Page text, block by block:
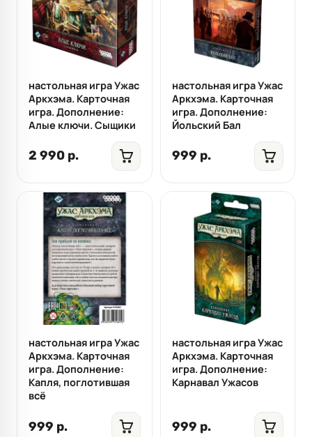
настольная игра Ужас
Аркхэма. Карточная
игра. Дополнение:
Алые ключи. Сыщики
2 990 р.
настольная игра Ужас
Аркхэма. Карточная
игра. Дополнение:
Йольский Бал
999 р.
настольная игра Ужас
Аркхэма. Карточная
игра. Дополнение:
Капля, поглотившая
всё
999 р.
настольная игра Ужас
Аркхэма. Карточная
игра. Дополнение:
Карнавал Ужасов
999 р.